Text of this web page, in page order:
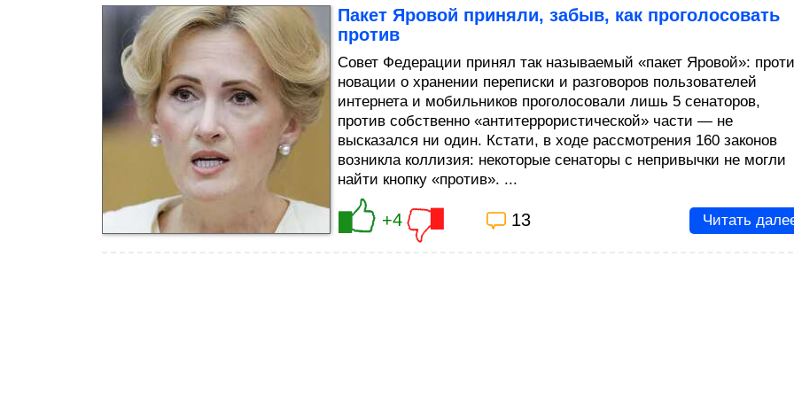
Пакет Яровой приняли, забыв, как проголосовать
против
Совет Федерации принял так называемый «пакет Яровой»:
новации о хранении переписки и разговоров пользователей
интернета и мобильников проголосовали лишь 5 сенаторов,
против собственно «антитеррористической» части — не
высказался ни один. Кстати, в ходе рассмотрения 160 законов
возникла коллизия: некоторые сенаторы с непривычки не могли
найти кнопку «против». ...
+4 13 Читать